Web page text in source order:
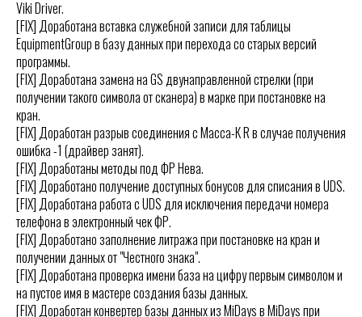
Viki Driver.
[FIX] Доработана вставка служебной записи для таблицы
EquipmentGroup в базу данных при перехода со старых версий
программы.
[FIX] Доработана замена на GS двунаправленной стрелки (при
получении такого символа от сканера) в марке при постановке на
кран.
[FIX] Доработан разрыв соединения с Масса-К R в случае получения
ошибка -1 (драйвер занят).
[FIX] Доработаны методы под ФР Нева.
[FIX] Доработано получение доступных бонусов для списания в UDS.
[FIX] Доработана работа с UDS для исключения передачи номера
телефона в электронный чек ФР.
[FIX] Доработано заполнение литража при постановке на кран и
получении данных от "Честного знака".
[FIX] Доработана проверка имени база на цифру первым символом и
на пустое имя в мастере создания базы данных.
[FIX] Доработан конвертер базы данных из MiDays в MiDays при